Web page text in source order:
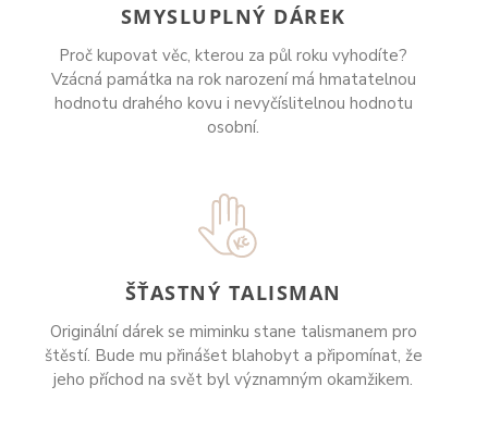
SMYSLUPLNÝ DÁREK
Proč kupovat věc, kterou za půl roku vyhodíte?
Vzácná památka na rok narození má hmatatelnou
hodnotu drahého kovu i nevyčíslitelnou hodnotu
osobní.
ŠŤASTNÝ TALISMAN
Originální dárek se miminku stane talismanem pro
štěstí. Bude mu přinášet blahobyt a připomínat, že
jeho příchod na svět byl významným okamžikem.